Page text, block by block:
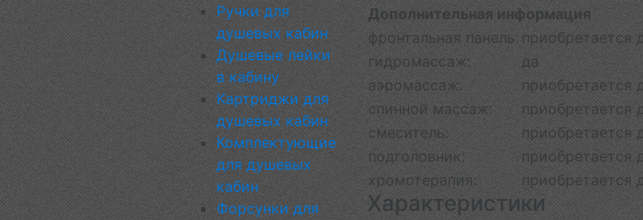
Ручки для
душевых кабин
Душевые лейки
в кабину
Картриджи для
душевых кабин
Комплектующие
для душевых
кабин
Форсунки для
Дополнительная информация
фронтальная панель: приобретается
гидромассаж:
да
аэромассаж:
приобретается
спинной массаж:
приобретается
смеситель:
приобретается
подголовник:
приобретается
хромотерапия:
приобретается
Характеристики